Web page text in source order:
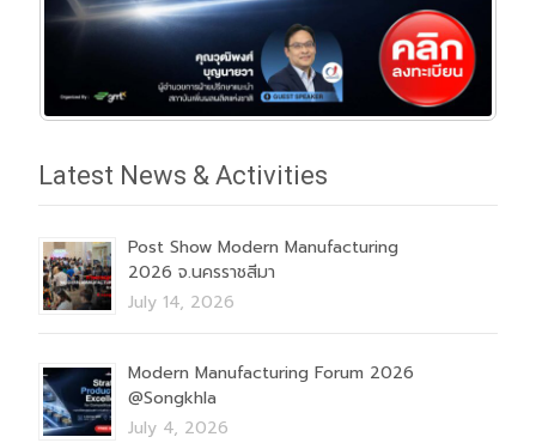
Latest News & Activities
Post Show Modern Manufacturing
2026 จ.นครราชสีมา
July 14, 2026
Modern Manufacturing Forum 2026
@Songkhla
July 4, 2026